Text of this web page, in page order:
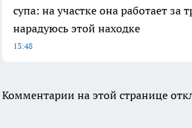
супа: на участке она работает за
нарадуюсь этой находке
13:48
Комментарии на этой странице